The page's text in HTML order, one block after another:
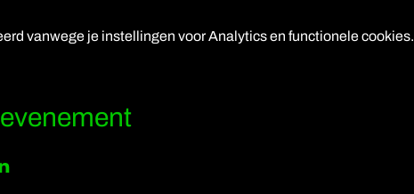
vanwege je instellingen voor Analytics en functionele cookies.